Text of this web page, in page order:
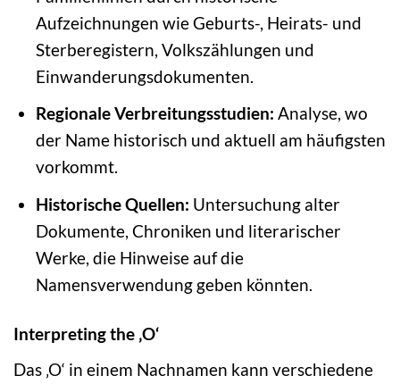
Aufzeichnungen wie Geburts-, Heirats- und
Sterberegistern, Volkszählungen und
Einwanderungsdokumenten.
Regionale Verbreitungsstudien: Analyse, wo
der Name historisch und aktuell am häufigsten
vorkommt.
Historische Quellen: Untersuchung alter
Dokumente, Chroniken und literarischer
Werke, die Hinweise auf die
Namensverwendung geben könnten.
Interpreting the ‚O‘
Das ‚O‘ in einem Nachnamen kann verschiedene